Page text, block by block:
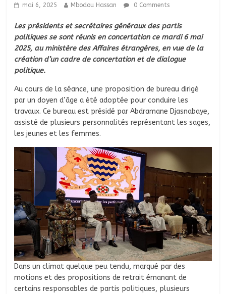
mai 6, 2025 Mbodou Hassan 0 Comments
Les présidents et secrétaires généraux des partis
politiques se sont réunis en concertation ce mardi 6 mai
2025, au ministère des Affaires étrangères, en vue de la
création d’un cadre de concertation et de dialogue
politique.
Au cours de la séance, une proposition de bureau dirigé
par un doyen d’âge a été adoptée pour conduire les
travaux. Ce bureau est présidé par Abdramane Djasnabaye,
assisté de plusieurs personnalités représentant les sages,
les jeunes et les femmes.
Dans un climat quelque peu tendu, marqué par des
motions et des propositions de retrait émanant de
certains responsables de partis politiques, plusieurs